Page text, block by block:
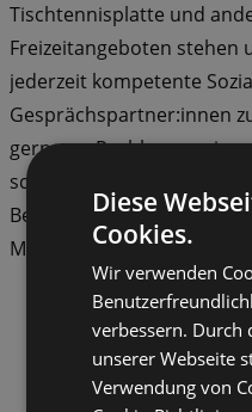
Tischtennisplatte und
Freizeitangeboten stehen
jederzeit kompetente
Gesprächspartner:innen
gern, um Probleme,
schulischer Natur, einer
Bereich der
Möglichkeit der Ableis­tung
Diese
Cookies.
Wir verwenden
verbessern. Durch
unserer Webseite
Verwendung von